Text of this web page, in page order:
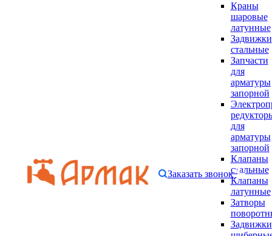
Краны
шаровые
латунные
Задвижки
стальные
Запчасти
для
арматуры
запорной
для
арматуры
запорной
Клапаны
стальные
Клапаны
латунные
Затворы
Задвижки
Заказать звонок